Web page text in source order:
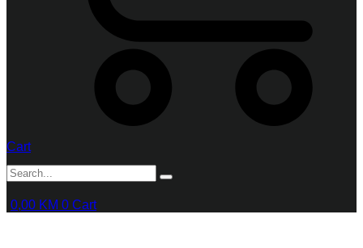
Cart
0,00 KM 0 Cart